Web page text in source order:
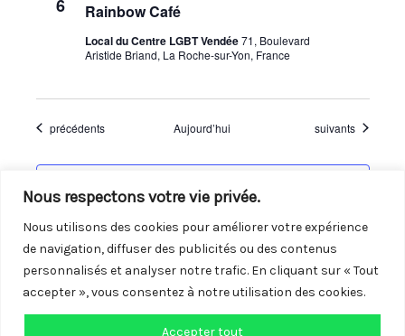
Nous respectons votre vie privée.
Nous utilisons des cookies pour améliorer votre expérience
de navigation, diffuser des publicités ou des contenus
personnalisés et analyser notre trafic. En cliquant sur « Tout
accepter », vous consentez à notre utilisation des cookies.
Accepter tout
6 Rainbow Café
Local du Centre LGBT Vendée71, Boulevard
Aristide Briand, La Roche-sur-Yon, France
Évènements
précédents Aujourd’hui Évènements
suivants
S’abonner au calendrier